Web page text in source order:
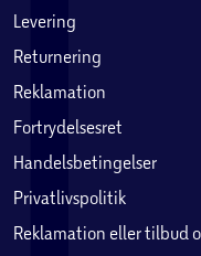
Udover WiFi
med Zigbee og
Levering
Returnering
Reklamation
Fortrydelsesret
Handelsbetingelser
Privatlivspolitik
Reklamation eller tilbud